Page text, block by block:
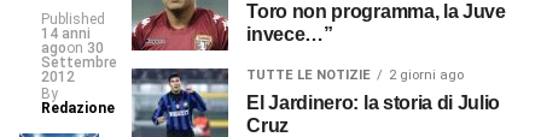
Published
14 anni
agoon 30
Settembre
2012
By
Redazione
Toro non programma, la Juve
invece…”
TUTTE LE NOTIZIE 2 giorni ago
El Jardinero: la storia di Julio
Cruz